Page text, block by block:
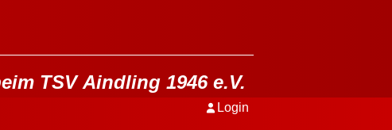
TSV Aindling 1946 e.V.
Login